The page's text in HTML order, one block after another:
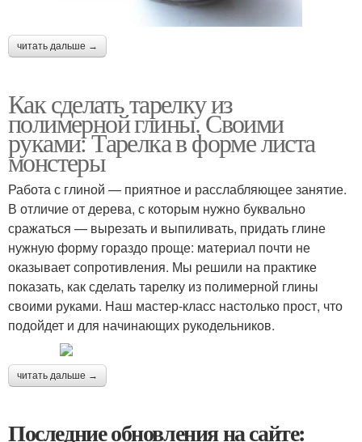
читать дальше →
Как сделать тарелку из
полимерной глины. Своими
руками: Тарелка в форме листа
монстеры
Работа с глиной — приятное и расслабляющее занятие.
В отличие от дерева, с которым нужно буквально
сражаться — вырезать и выпиливать, придать глине
нужную форму гораздо проще: материал почти не
оказывает сопротивления. Мы решили на практике
показать, как сделать тарелку из полимерной глины
своими руками. Наш мастер-класс настолько прост, что
подойдет и для начинающих рукодельников.
читать дальше →
Последние обновления на сайте: